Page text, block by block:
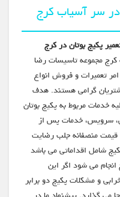
در سر آسیاب کرج
پکیج بوتان در کرج
کرج مجموعه تاسیسات رضا
تعمیرات و فروش انواع
گرامی هستند. هدف
خدمات مربوط به پکیج بوتان
سرویس، خدمات پس از
قیمت منصفانه جلب رضایت
شامل اقداماتی می باشد
می شود اگر این
و مشکلات پکیج دو برابر